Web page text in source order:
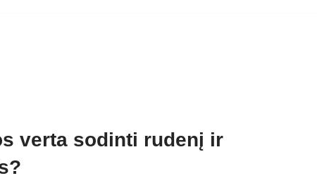
verta sodinti rudenį ir